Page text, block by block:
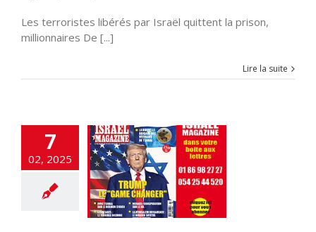
Les terroristes libérés par Israël quittent la prison,
millionnaires De [...]
Lire la suite
7
02, 2025
israélo-
terrorisme
Chine
ETATS-UNIS
Gaz israélien
DE GAZA
Hamas
HISTOIRE
Incitation à la